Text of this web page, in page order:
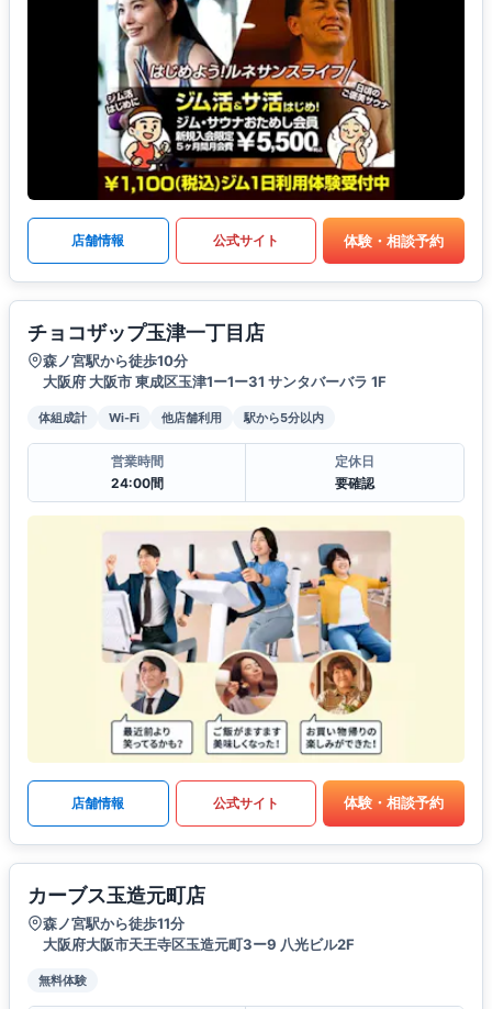
店舗情報 公式サイト 体験・相談予約
チョコザップ玉津一丁目店
森ノ宮駅から徒歩10分
大阪府 大阪市 東成区玉津1ー1ー31 サンタバーバラ 1F
体組成計 Wi-Fi 他店舗利用 駅から5分以内
営業時間
24:00間
定休日
要確認
店舗情報 公式サイト 体験・相談予約
カーブス玉造元町店
森ノ宮駅から徒歩11分
大阪府大阪市天王寺区玉造元町3ー9 八光ビル2F
無料体験